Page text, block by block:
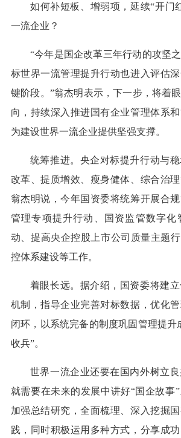
如何补短板、增弱项，延续“开门
一流企业？
“今年是国企改革三年行动的攻坚
标世界一流管理提升行动也进入评估
键阶段。”翁杰明表示，下一步，将着
向，持续深入推进国有企业管理体系和
为建设世界一流企业提供坚强支撑。
统筹推进。央企对标提升行动与
改革、提质增效、瘦身健体、综合治理
翁杰明说，今年国资委将统筹开展合
管理专项提升行动、国资监管数字化
动、提高央企控股上市公司质量主题
控体系建设等工作。
着眼长远。据介绍，国资委将建
机制，指导企业完善对标数据，优化
闭环，以系统完备的制度巩固管理提升
收兵”。
世界一流企业还要在国内外树立
就需要在未来的发展中讲好“国企故事
加强总结研究，全面梳理、深入挖掘
践，同时积极运用多种方式，分享成